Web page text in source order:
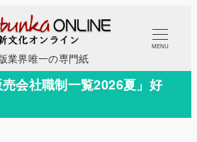
業界唯一の専門紙
MENU
会社職制一覧2026夏」好